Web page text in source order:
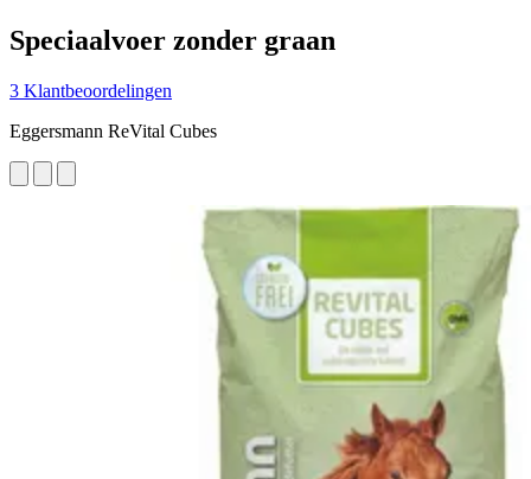
Speciaalvoer zonder graan
3 Klantbeoordelingen
Eggersmann ReVital Cubes